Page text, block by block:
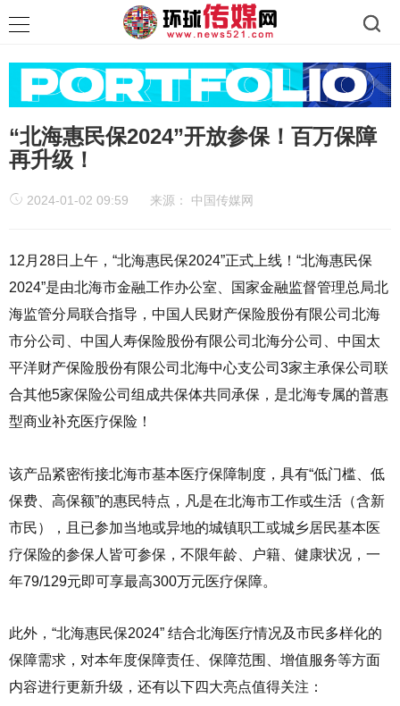
“北海惠民保2024”开放参保！百万保障
再升级！
2024-01-02 09:59 来源： 中国传媒网
12月28日上午，“北海惠民保2024”正式上线！“北海惠民保
2024”是由北海市金融工作办公室、国家金融监督管理总局北
海监管分局联合指导，中国人民财产保险股份有限公司北海
市分公司、中国人寿保险股份有限公司北海分公司、中国太
平洋财产保险股份有限公司北海中心支公司3家主承保公司联
合其他5家保险公司组成共保体共同承保，是北海专属的普惠
型商业补充医疗保险！
该产品紧密衔接北海市基本医疗保障制度，具有“低门槛、低
保费、高保额”的惠民特点，凡是在北海市工作或生活（含新
市民），且已参加当地或异地的城镇职工或城乡居民基本医
疗保险的参保人皆可参保，不限年龄、户籍、健康状况，一
年79/129元即可享最高300万元医疗保障。
此外，“北海惠民保2024” 结合北海医疗情况及市民多样化的
保障需求，对本年度保障责任、保障范围、增值服务等方面
内容进行更新升级，还有以下四大亮点值得关注：